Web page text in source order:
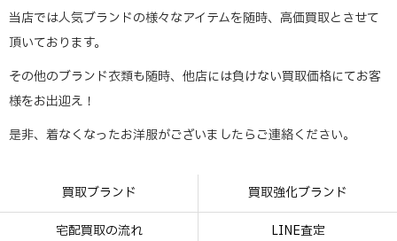
当店では人気ブランドの様々なアイテムを随時、高価買取とさせて
頂いております。
その他のブランド衣類も随時、他店には負けない買取価格にてお客
様をお出迎え！
是非、着なくなったお洋服がございましたらご連絡ください。
買取ブランド 買取強化ブランド
宅配買取の流れ LINE査定